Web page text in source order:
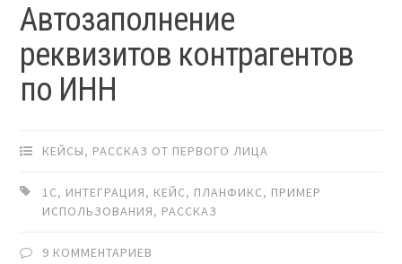
Автозаполнение
реквизитов контрагентов
по ИНН
КЕЙСЫ, РАССКАЗ ОТ ПЕРВОГО ЛИЦА
1С, ИНТЕГРАЦИЯ, КЕЙС, ПЛАНФИКС, ПРИМЕР
ИСПОЛЬЗОВАНИЯ, РАССКАЗ
9 КОММЕНТАРИЕВ